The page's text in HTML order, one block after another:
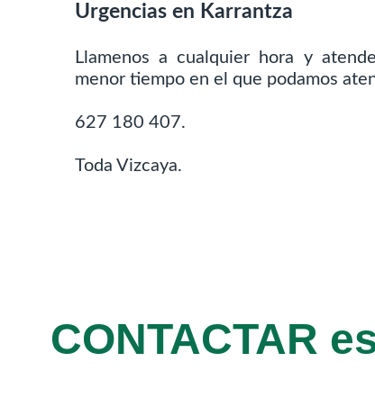
Urgencias en Karrantza
Llamenos a cualquier hora y
menor tiempo en el que podamos
627 180 407.
Toda Vizcaya.
CONTACTAR